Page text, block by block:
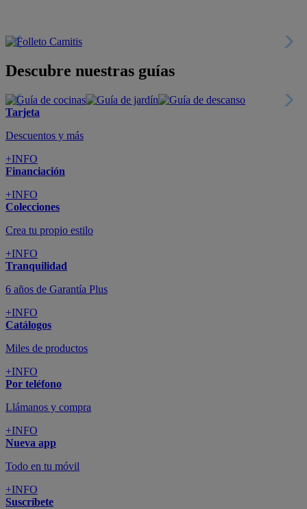
Descubre nuestras guías
Tarjeta
Descuentos y más
+INFO
Financiación
+INFO
Colecciones
Crea tu propio estilo
+INFO
Tranquilidad
6 años de Garantía Plus
+INFO
Catálogos
Miles de productos
+INFO
Por teléfono
Llámanos y compra
+INFO
Nueva app
Todo en tu móvil
+INFO
Suscríbete